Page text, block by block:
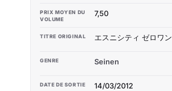
PRIX MOYEN DU
VOLUME
7,50
TITRE ORIGINAL エスニシティ ゼロワン
GENRE Seinen
DATE DE SORTIE 14/03/2012